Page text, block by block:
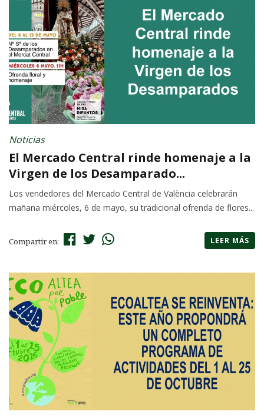
Noticias
El Mercado Central rinde homenaje a la
Virgen de los Desamparado...
Los vendedores del Mercado Central de València celebrarán
mañana miércoles, 6 de mayo, su tradicional ofrenda de flores...
Compartir en: LEER MÁS